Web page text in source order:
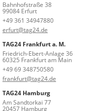
Bahnhofstraße 38
99084 Erfurt
+49 361 34947880
erfurt@tag24.de
TAG24 Frankfurt a. M.
Friedrich-Ebert-Anlage 36
60325 Frankfurt am Main
+49 69 348750580
frankfurt@tag24.de
TAG24 Hamburg
Am Sandtorkai 77
20457 Hamburg